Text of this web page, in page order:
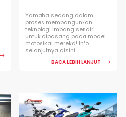
Yamaha sedang dalam
proses membangunkan
teknologi imbang sendiri
untuk dipasang pada model
motosikal mereka! Info
selanjutnya disini
BACA LEBIH LANJUT